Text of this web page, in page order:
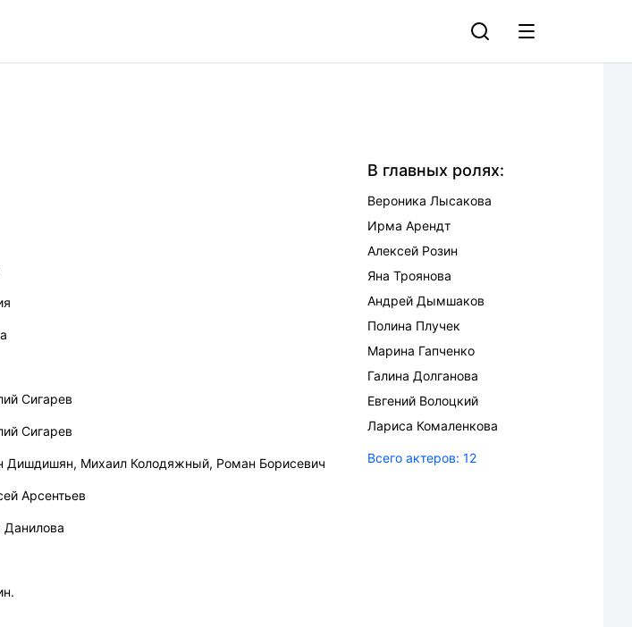
Сигарев
Сигарев
Дишдишян, Михаил Колодяжный, Роман Борисевич
Арсентьев
В главных ролях:
Вероника Лысакова
Ирма Арендт
Алексей Розин
Яна Троянова
Андрей Дымшаков
Полина Плучек
Марина Гапченко
Галина Долганова
Евгений Волоцкий
Лариса Комаленкова
Всего актеров: 12